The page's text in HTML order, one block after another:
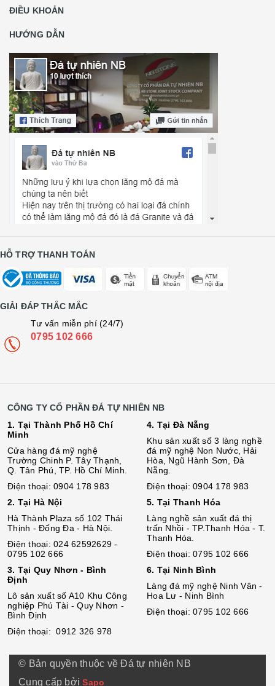
ĐIỀU KHOẢN
HƯỚNG DẪN
HỖ TRỢ THANH TOÁN
GIẢI ĐÁP THẮC MẮC
Tư vấn miễn phí (24/7)
0795 102 666
CÔNG TY CỔ PHẦN ĐÁ TỰ NHIÊN NB
1. Tại Thành Phố Hồ Chí
Minh
Cửa hàng đá mỹ nghệ
Trường Chinh P. Tây Thạnh,
Q. Tân Phú, TP. Hồ Chí Minh.
Điện thoại: 0904 178 983
2. Tại Hà Nội
Hà Thành Plaza số 102 Thái
Thịnh - Đống Đa - Hà Nội.
Điện thoại: 024 62592629 -
0795 102 666
3. Tại Quy Nhơn - Bình
Định
Lô sản xuất số A10 Khu Công
nghiệp Phú Tài - Quy Nhơn -
Bình Định
Điện thoại: 0912 326 978
4. Tại Đà Nẵng
Khu sản xuất số 3 làng nghề
đá mỹ nghệ Non Nước, Hải
Hòa, Ngũ Hành Sơn, Đà
Nẵng.
Điện thoại: 0904 178 983
5. Tại Thanh Hóa
Làng nghề sản xuất đá thị
trấn Nhồi - TP.Thanh Hóa - T.
Thanh Hóa.
Điện thoại: 0795 102 666
6. Tại Ninh Bình
Làng đá mỹ nghệ Ninh Vân -
Hoa Lư - Ninh Bình
Điện thoại: 0795 102 666
© Bản quyền thuộc về Đá tự nhiên NB
Cung cấp bởiSapo